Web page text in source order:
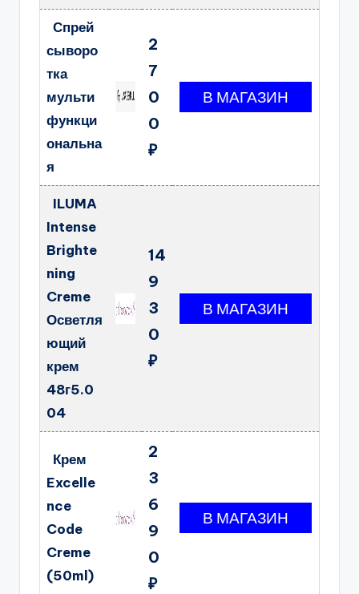
Спрей
сыворо
тка
мульти
функци
ональна
я
2
7
0
0
₽
ILUMA
Intense
Brighte
ning
Creme
Осветля
ющий
крем
48г5.0
04
14
9
3
0
₽
Крем
Excelle
nce
Code
Creme
(50ml)
2
3
6
9
0
₽